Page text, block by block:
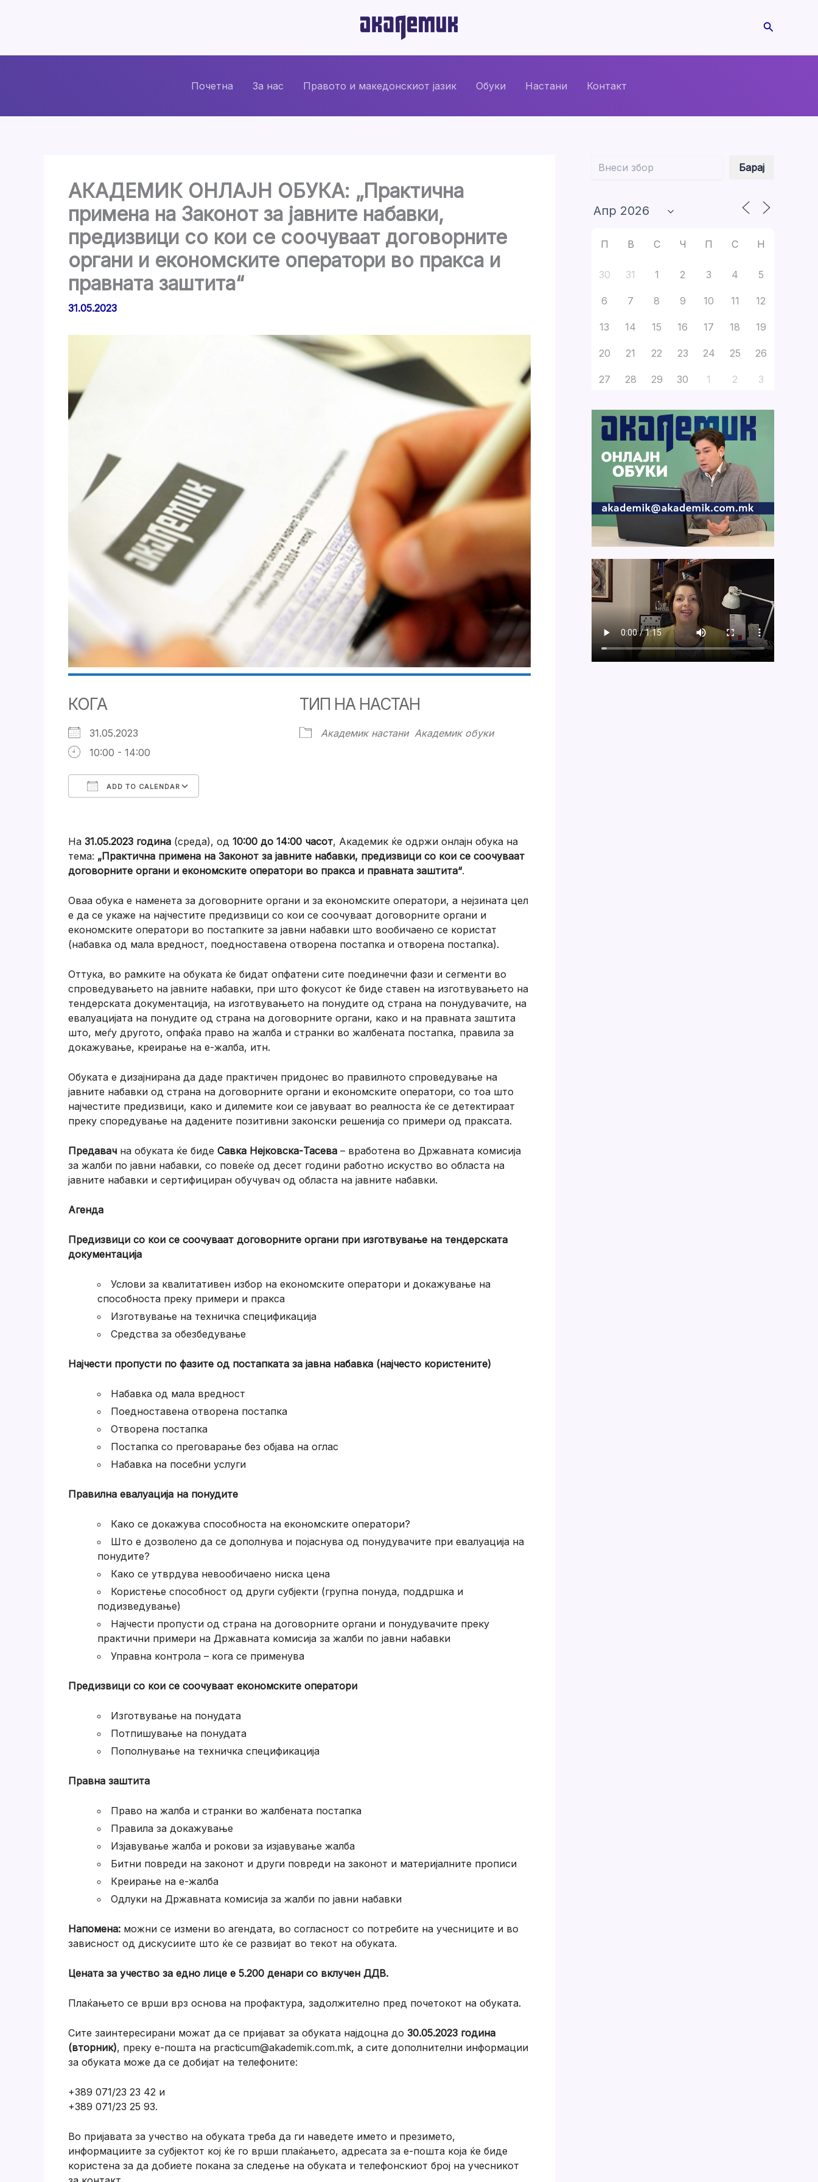
Search
Почетна За нас Правото и македонскиот јазик Обуки Настани Контакт
АКАДЕМИК ОНЛАЈН ОБУКА: „Практична
примена на Законот за јавните набавки,
предизвици со кои се соочуваат договорните
органи и економските оператори во пракса и
правната заштита“
31.05.2023
КОГА
31.05.2023
10:00 - 14:00
ADD TO CALENDAR
ТИП НА НАСТАН
Академик настани Академик обуки
На 31.05.2023 година (среда), од 10:00 до 14:00 часот, Академик ќе одржи онлајн обука на
тема: „Практична примена на Законот за јавните набавки, предизвици со кои се соочуваат
договорните органи и економските оператори во пракса и правната заштита“.
Оваа обука е наменета за договорните органи и за економските оператори, а нејзината цел
е да се укаже на најчестите предизвици со кои се соочуваат договорните органи и
економските оператори во постапките за јавни набавки што вообичаено се користат
(набавка од мала вредност, поедноставена отворена постапка и отворена постапка).
Оттука, во рамките на обуката ќе бидат опфатени сите поединечни фази и сегменти во
спроведувањето на јавните набавки, при што фокусот ќе биде ставен на изготвувањето на
тендерската документација, на изготвувањето на понудите од страна на понудувачите, на
евалуацијата на понудите од страна на договорните органи, како и на правната заштита
што, меѓу другото, опфаќа право на жалба и странки во жалбената постапка, правила за
докажување, креирање на е-жалба, итн.
Обуката е дизајнирана да даде практичен придонес во правилното спроведување на
јавните набавки од страна на договорните органи и економските оператори, со тоа што
најчестите предизвици, како и дилемите кои се јавуваат во реалноста ќе се детектираат
преку споредување на дадените позитивни законски решенија со примери од праксата.
Предавач на обуката ќе биде Савка Нејковска-Тасева – вработена во Државната комисија
за жалби по јавни набавки, со повеќе од десет години работно искуство во областа на
јавните набавки и сертифициран обучувач од областа на јавните набавки.
Агенда
Предизвици со кои се соочуваат договорните органи при изготвување на тендерската
документација
Услови за квалитативен избор на економските оператори и докажување на
способноста преку примери и пракса
Изготвување на техничка спецификација
Средства за обезбедување
Најчести пропусти по фазите од постапката за јавна набавка (најчесто користените)
Набавка од мала вредност
Поедноставена отворена постапка
Отворена постапка
Постапка со преговарање без објава на оглас
Набавка на посебни услуги
Правилна евалуација на понудите
Како се докажува способноста на економските оператори?
Што е дозволено да се дополнува и појаснува од понудувачите при евалуација на
понудите?
Како се утврдува невообичаено ниска цена
Користење способност од други субјекти (групна понуда, поддршка и
подизведување)
Најчести пропусти од страна на договорните органи и понудувачите преку
практични примери на Државната комисија за жалби по јавни набавки
Управна контрола – кога се применува
Предизвици со кои се соочуваат економските оператори
Изготвување на понудата
Потпишување на понудата
Пополнување на техничка спецификација
Правна заштита
Право на жалба и странки во жалбената постапка
Правила за докажување
Изјавување жалба и рокови за изјавување жалба
Битни повреди на законот и други повреди на законот и материјалните прописи
Креирање на е-жалба
Одлуки на Државната комисија за жалби по јавни набавки
Напомена: можни се измени во агендата, во согласност со потребите на учесниците и во
зависност од дискусиите што ќе се развијат во текот на обуката.
Цената за учество за едно лице е 5.200 денари со вклучен ДДВ.
Плаќањето се врши врз основа на профактура, задолжително пред почетокот на обуката.
Сите заинтересирани можат да се пријават за обуката најдоцна до 30.05.2023 година
(вторник), преку е-пошта на practicum@akademik.com.mk, а сите дополнителни информации
за обуката може да се добијат на телефоните:
+389 071/23 23 42 и
+389 071/23 25 93.
Во пријавата за учество на обуката треба да ги наведете името и презимето,
информациите за субјектот кој ќе го врши плаќањето, адресата за е-пошта која ќе биде
користена за да добиете покана за следење на обуката и телефонскиот број на учесникот
Барај
П В С Ч П С Н
30 31 1 2 3 4 5
6 7 8 9 10 11 12
13 14 15 16 17 18 19
20 21 22 23 24 25 26
27 28 29 30 1 2 3